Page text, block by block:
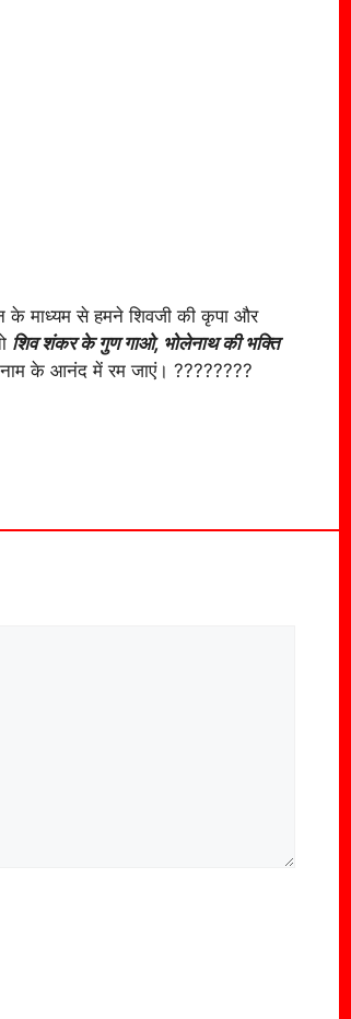
के माध्यम से हमने शिवजी की कृपा और
शिव शंकर के गुण गाओ, भोलेनाथ की भक्ति
के आनंद में रम जाएं। ????????